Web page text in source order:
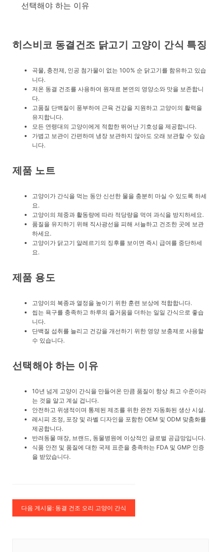
선택해야 하는 이유
히스비코 동결건조 닭고기 고양이 간식 특징
곡물, 충전제, 인공 첨가물이 없는 100% 순 닭고기를 함유하고 있습
니다.
저온 동결 건조를 사용하여 원재료 본연의 영양소와 맛을 보존합니
다.
고품질 단백질이 풍부하여 근육 건강을 지원하고 고양이의 활력을
유지합니다.
모든 연령대의 고양이에게 적합한 뛰어난 기호성을 제공합니다.
가볍고 보관이 간편하며 냉장 보관하지 않아도 오래 보관할 수 있습
니다.
제품 노트
고양이가 간식을 먹는 동안 신선한 물을 충분히 마실 수 있도록 하세
요.
고양이의 체중과 활동량에 따라 적당량을 먹여 과식을 방지하세요.
품질을 유지하기 위해 직사광선을 피해 서늘하고 건조한 곳에 보관
하세요.
고양이가 닭고기 알레르기의 징후를 보이면 즉시 급여를 중단하세
요.
제품 용도
고양이의 복종과 열정을 높이기 위한 훈련 보상에 적합합니다.
씹는 욕구를 충족하고 하루의 즐거움을 더하는 일일 간식으로 좋습
니다.
단백질 섭취를 늘리고 건강을 개선하기 위한 영양 보충제로 사용할
수 있습니다.
선택해야 하는 이유
10년 넘게 고양이 간식을 만들어온 만큼 품질이 항상 최고 수준이라
는 것을 알고 계실 겁니다.
안전하고 위생적이며 통제된 제조를 위한 완전 자동화된 생산 시설.
레시피 조정, 포장 및 라벨 디자인을 포함한 OEM 및 ODM 맞춤화를
제공합니다.
반려동물 매장, 브랜드, 동물병원에 이상적인 글로벌 공급망입니다.
식품 안전 및 품질에 대한 국제 표준을 충족하는 FDA 및 GMP 인증
을 받았습니다.
다음 게시물: 동결 건조 오리 고양이 간식